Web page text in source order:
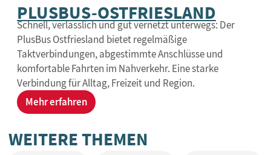
PLUSBUS-OSTFRIESLAND
Schnell, verlässlich und gut vernetzt unterwegs: Der
PlusBus Ostfriesland bietet regelmäßige
Taktverbindungen, abgestimmte Anschlüsse und
komfortable Fahrten im Nahverkehr. Eine starke
Verbindung für Alltag, Freizeit und Region.
Mehr erfahren
WEITERE THEMEN